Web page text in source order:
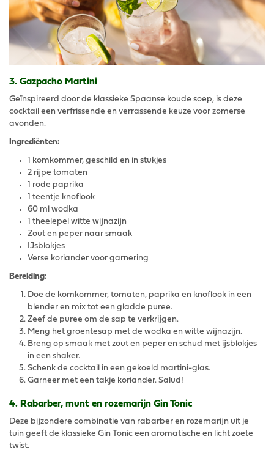
3. Gazpacho Martini
Geïnspireerd door de klassieke Spaanse koude soep, is deze
cocktail een verfrissende en verrassende keuze voor zomerse
avonden.
Ingrediënten:
1 komkommer, geschild en in stukjes
2 rijpe tomaten
1 rode paprika
1 teentje knoflook
60 ml wodka
1 theelepel witte wijnazijn
Zout en peper naar smaak
IJsblokjes
Verse koriander voor garnering
Bereiding:
Doe de komkommer, tomaten, paprika en knoflook in een
blender en mix tot een gladde puree.
Zeef de puree om de sap te verkrijgen.
Meng het groentesap met de wodka en witte wijnazijn.
Breng op smaak met zout en peper en schud met ijsblokjes
in een shaker.
Schenk de cocktail in een gekoeld martini-glas.
Garneer met een takje koriander. Salud!
4. Rabarber, munt en rozemarijn Gin Tonic
Deze bijzondere combinatie van rabarber en rozemarijn uit je
tuin geeft de klassieke Gin Tonic een aromatische en licht zoete
twist.